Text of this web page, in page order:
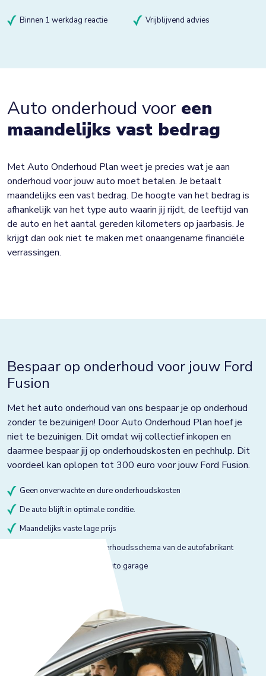
Binnen 1 werkdag reactie Vrijblijvend advies
Auto onderhoud voor een
maandelijks vast bedrag
Met Auto Onderhoud Plan weet je precies wat je aan
onderhoud voor jouw auto moet betalen. Je betaalt
maandelijks een vast bedrag. De hoogte van het bedrag is
afhankelijk van het type auto waarin jij rijdt, de leeftijd van
de auto en het aantal gereden kilometers op jaarbasis. Je
krijgt dan ook niet te maken met onaangename financiële
verrassingen.
Bespaar op onderhoud voor jouw Ford
Fusion
Met het auto onderhoud van ons bespaar je op onderhoud
zonder te bezuinigen! Door Auto Onderhoud Plan hoef je
niet te bezuinigen. Dit omdat wij collectief inkopen en
daarmee bespaar jij op onderhoudskosten en pechhulp. Dit
voordeel kan oplopen tot 300 euro voor jouw Ford Fusion.
Geen onverwachte en dure onderhoudskosten
De auto blijft in optimale conditie.
Maandelijks vaste lage prijs
Onderhoud volgens onderhoudsschema van de autofabrikant
Onderhoud bij gekeurde auto garage